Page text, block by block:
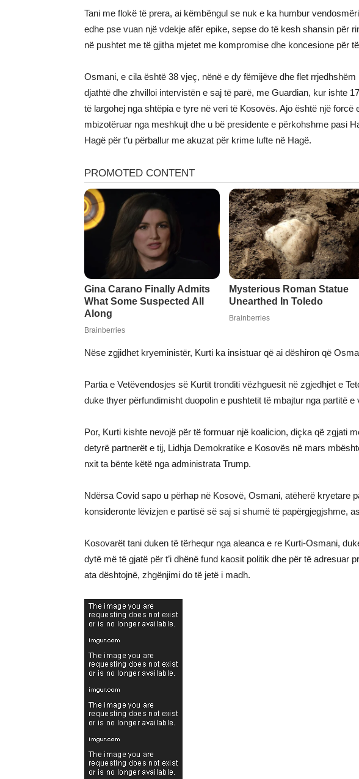
Tani me flokë të prera, ai këmbëngul se nuk e ka humbur
edhe pse vuan një vdekje afër epike, sepse do të kesh shansin për
në pushtet me të gjitha mjetet me kompromise dhe koncesione për të
Osmani, e cila është 38 vjeç, nënë e dy fëmijëve dhe flet
djathtë dhe zhvilloi intervistën e saj të parë, me Guardian, kur ishte
të largohej nga shtëpia e tyre në veri të Kosovës. Ajo është një forcë
mbizotëruar nga meshkujt dhe u bë presidente e përkohshme pasi
Hagë për t’u përballur me akuzat për krime lufte në Hagë.
Nëse zgjidhet kryeministër, Kurti ka insistuar që ai dëshiron që
Partia e Vetëvendosjes së Kurtit tronditi vëzhguesit në zgjedhjet e
duke thyer përfundimisht duopolin e pushtetit të mbajtur nga partitë
Por, Kurti kishte nevojë për të formuar një koalicion, diçka që zgjati
detyrë partnerët e tij, Lidhja Demokratike e Kosovës në mars
nxit ta bënte këtë nga administrata Trump.
Ndërsa Covid sapo u përhap në Kosovë, Osmani, atëherë kryetare
konsideronte lëvizjen e partisë së saj si shumë të papërgjegjshme,
Kosovarët tani duken të tërhequr nga aleanca e re Kurti-Osmani,
dytë më të gjatë për t’i dhënë fund kaosit politik dhe për të adresuar
ata dështojnë, zhgënjimi do të jetë i madh.